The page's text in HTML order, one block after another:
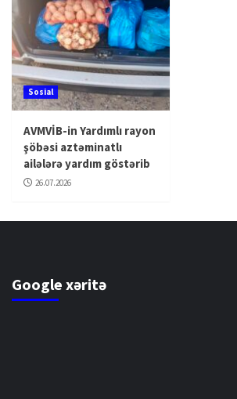
Sosial
AVMVİB-in Yardımlı rayon
şöbəsi aztəminatlı
ailələrə yardım göstərib
26.07.2026
Google xəritə